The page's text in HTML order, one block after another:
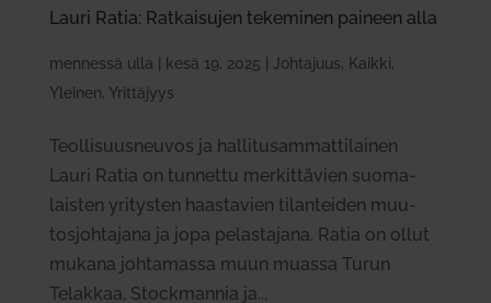
Lauri Ratia: Rat­kai­sujen teke­minen paineen alla
mennessä ulla kesä 19, 2025 Johtajuus, Kaikki,
Yleinen, Yrittäjyys
Teol­li­suus­neuvos ja hal­li­tusam­mat­ti­lainen
Lauri Ratia on tun­nettu mer­kit­tävien suo­ma­
laisten yri­tysten haas­tavien tilan­teiden muu­
tos­joh­tajana ja jopa pelas­tajana. Ratia on ollut
mukana joh­ta­massa muun muassa Turun
Telakkaa, Stock­mannia ja...